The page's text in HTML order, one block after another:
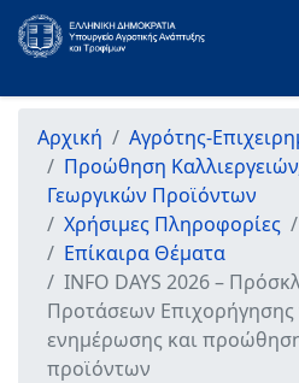
Αρχική
Αγρότης-
Προώθηση
Γεωργικών Προϊόντων
Χρήσιμες Πληροφορίες
Επίκαιρα Θέματα
INFO DAYS 2026 –
Προτάσεων Επιχορήγησης
ενημέρωσης και
προϊόντων